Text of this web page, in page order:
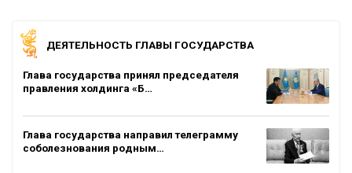
ДЕЯТЕЛЬНОСТЬ ГЛАВЫ ГОСУДАРСТВА
Глава государства принял председателя
правления холдинга «Б…
Глава государства направил телеграмму
соболезнования родным…